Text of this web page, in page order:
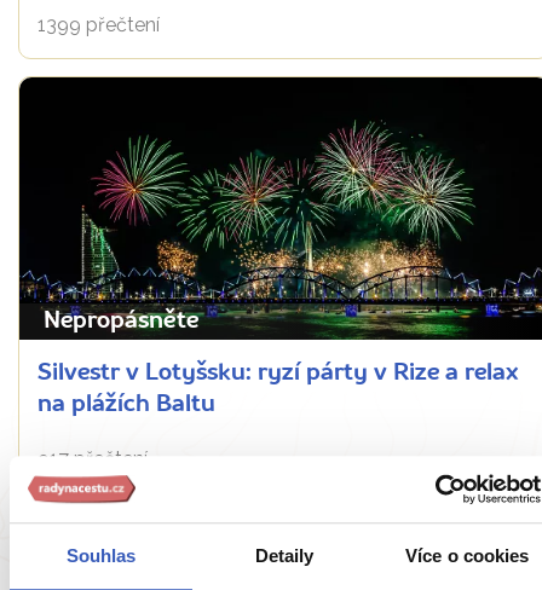
Souhlas Detaily Více o cookies
1399 přečtení
Nepropásněte
Silvestr v Lotyšsku: ryzí párty v Rize a relax
na plážích Baltu
917 přečtení